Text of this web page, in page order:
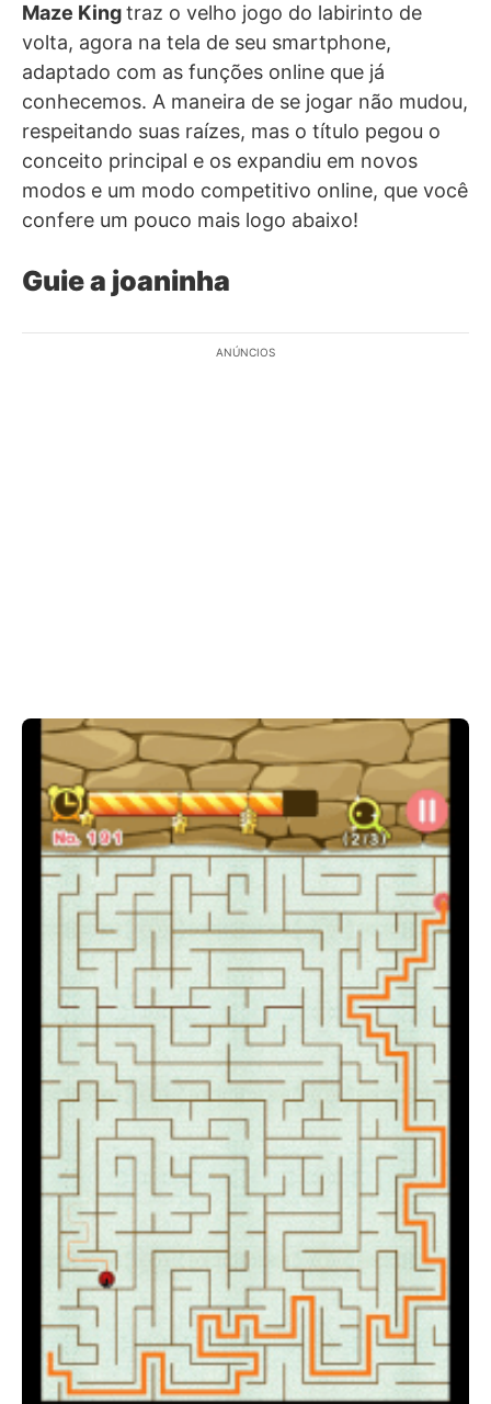
Maze Kingtraz o velho jogo do labirinto de
volta, agora na tela de seu smartphone,
adaptado com as funções online que já
conhecemos. A maneira de se jogar não mudou,
respeitando suas raízes, mas o título pegou o
conceito principal e os expandiu em novos
modos e um modo competitivo online, que você
confere um pouco mais logo abaixo!
Guie a joaninha
ANÚNCIOS